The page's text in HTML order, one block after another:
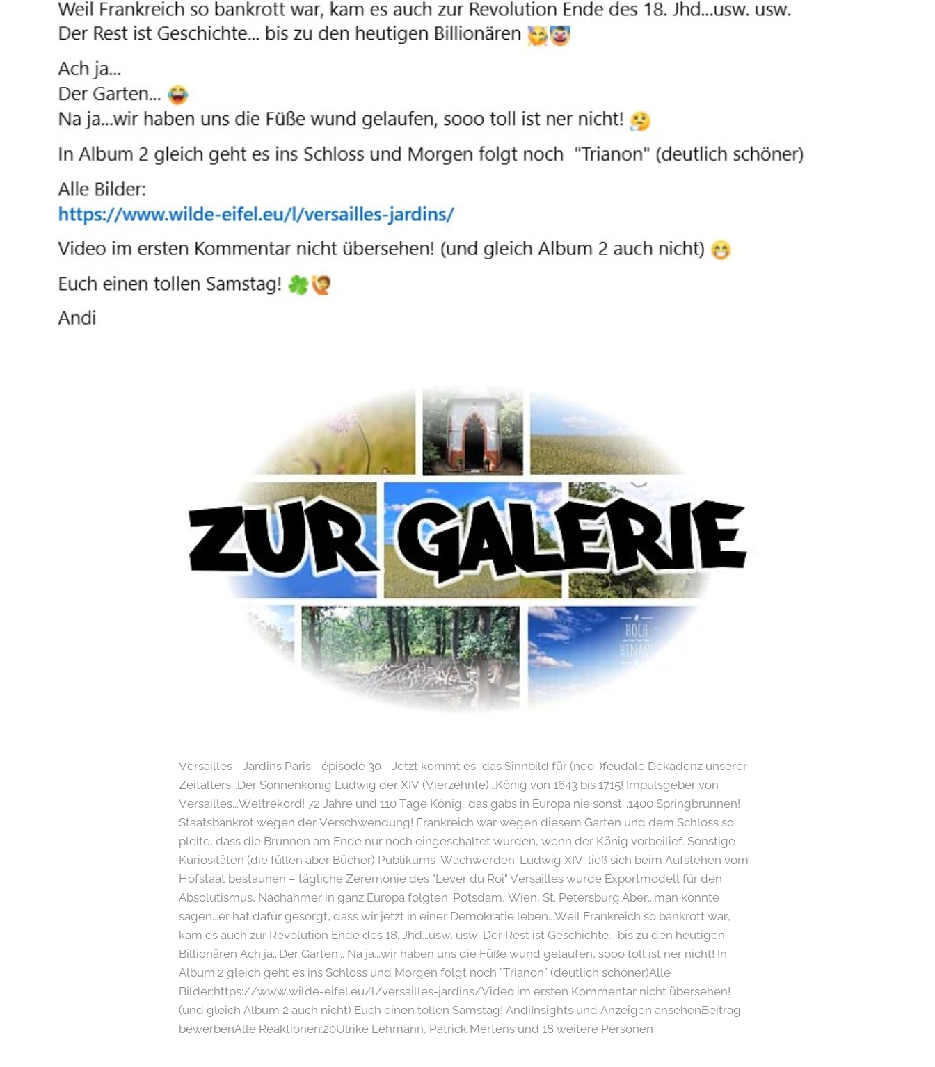
Versailles - Jardins Paris - épisode 30 - Jetzt kommt es...das Sinnbild für (neo-)feudale Dekadenz unserer
Zeitalters...Der Sonnenkönig Ludwig der XIV (Vierzehnte)...König von 1643 bis 1715! Impulsgeber von
Versailles...Weltrekord! 72 Jahre und 110 Tage König...das gabs in Europa nie sonst...1400 Springbrunnen!
Staatsbankrot wegen der Verschwendung! Frankreich war wegen diesem Garten und dem Schloss so
pleite, dass die Brunnen am Ende nur noch eingeschaltet wurden, wenn der König vorbeilief. Sonstige
Kuriositäten (die füllen aber Bücher) Publikums-Wachwerden: Ludwig XIV. ließ sich beim Aufstehen vom
Hofstaat bestaunen – tägliche Zeremonie des "Lever du Roi".Versailles wurde Exportmodell für den
Absolutismus, Nachahmer in ganz Europa folgten: Potsdam, Wien, St. Petersburg.Aber...man könnte
sagen...er hat dafür gesorgt, dass wir jetzt in einer Demokratie leben...Weil Frankreich so bankrott war,
kam es auch zur Revolution Ende des 18. Jhd...usw. usw. Der Rest ist Geschichte... bis zu den heutigen
Billionären Ach ja...Der Garten... Na ja...wir haben uns die Füße wund gelaufen, sooo toll ist ner nicht! In
Album 2 gleich geht es ins Schloss und Morgen folgt noch "Trianon" (deutlich schöner)Alle
Bilder:https://www.wilde-eifel.eu/l/versailles-jardins/Video im ersten Kommentar nicht übersehen!
(und gleich Album 2 auch nicht) Euch einen tollen Samstag! AndiInsights und Anzeigen ansehenBeitrag
bewerbenAlle Reaktionen:20Ulrike Lehmann, Patrick Mertens und 18 weitere Personen